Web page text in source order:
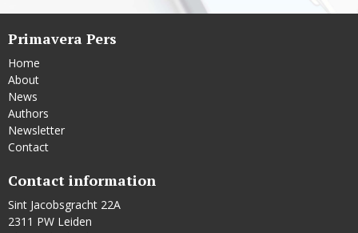
Primavera Pers
Home
About
News
Authors
Newsletter
Contact
Contact information
Sint Jacobsgracht 22A
2311 PW Leiden